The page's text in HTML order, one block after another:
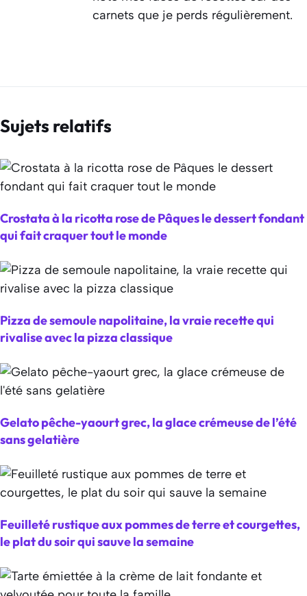
carnets que je perds régulièrement.
Sujets relatifs
Crostata à la ricotta rose de Pâques le dessert fondant
qui fait craquer tout le monde
Pizza de semoule napolitaine, la vraie recette qui
rivalise avec la pizza classique
Gelato pêche-yaourt grec, la glace crémeuse de l’été
sans gelatière
Feuilleté rustique aux pommes de terre et courgettes,
le plat du soir qui sauve la semaine